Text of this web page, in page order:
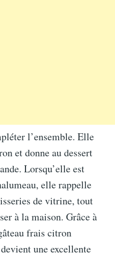
l’ensemble. Elle
et donne au dessert
Lorsqu’elle est
elle rappelle
de vitrine, tout
à la maison. Grâce à
frais citron
une excellente